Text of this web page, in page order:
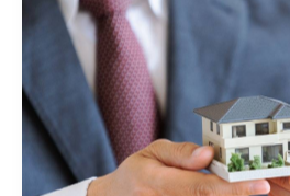
マンション
空き家
相続